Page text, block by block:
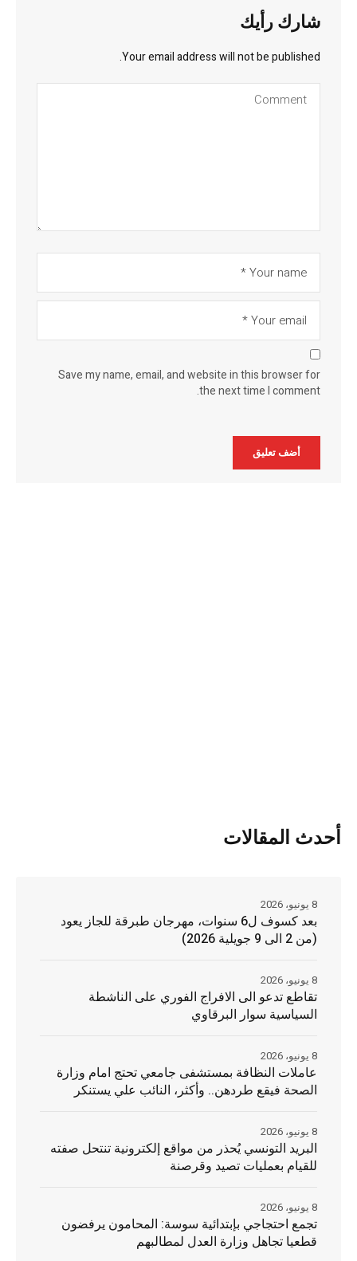
شارك رأيك
Your email address will not be published.
Save my name, email, and website in this browser for
the next time I comment.
أحدث المقالات
بعد كسوف ل6 سنوات، مهرجان طبرقة للجاز يعود
(من 2 الى 9 جويلية 2026)
8 يونيو، 2026
تقاطع تدعو الى الافراج الفوري على الناشطة
السياسية سوار البرقاوي
8 يونيو، 2026
عاملات النظافة بمستشفى جامعي تحتج امام وزارة
الصحة فيقع طردهن.. وأكثر، النائب علي يستنكر
8 يونيو، 2026
البريد التونسي يُحذر من مواقع إلكترونية تنتحل صفته
للقيام بعمليات تصيد وقرصنة
8 يونيو، 2026
تجمع احتجاجي بإبتدائية سوسة: المحامون يرفضون
قطعيا تجاهل وزارة العدل لمطالبهم
8 يونيو، 2026